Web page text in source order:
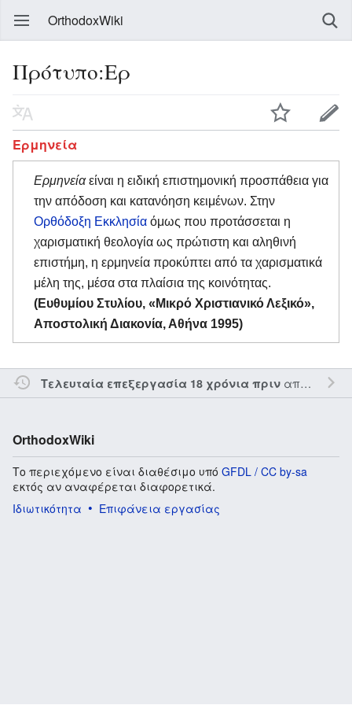
OrthodoxWiki
Πρότυπο:Ερ
Ερμηνεία
Ερμηνείαείναι η ειδική επιστημονική προσπάθεια για
την απόδοση και κατανόηση κειμένων. Στην
Ορθόδοξη Εκκλησία όμως που προτάσσεται η
χαρισματική θεολογία ως πρώτιστη και αληθινή
επιστήμη, η ερμηνεία προκύπτει από τα χαρισματικά
μέλη της, μέσα στα πλαίσια της κοινότητας.
(Ευθυμίου Στυλίου, «Μικρό Χριστιανικό Λεξικό»,
Αποστολική Διακονία, Αθήνα 1995)
Τελευταία επεξεργασία 18 χρόνια πριναπό τον την
OrthodoxWiki
Το περιεχόμενο είναι διαθέσιμο υπό GFDL / CC by-sa
εκτός αν αναφέρεται διαφορετικά.
Ιδιωτικότητα
Επιφάνεια εργασίας